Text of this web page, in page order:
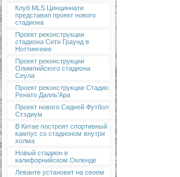
Клуб MLS Цинциннати
представил проект нового
стадиона
Проект реконструкции
стадиона Сити Граунд в
Ноттингеме
Проект реконструкции
Олимпийского стадиона
Сеула
Проект реконструкции Стадио
Ренато Далль'Ара
Проект нового Сидней Футбол
Стэдиум
В Китае построят спортивный
кампус со стадионом внутри
холма
Новый стадион в
калифорнийском Окленде
Леванте установит на своем